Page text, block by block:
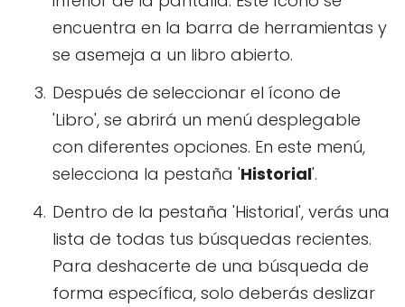
encuentra en la barra de herramientas y
se asemeja a un libro abierto.
Después de seleccionar el ícono de
'Libro', se abrirá un menú desplegable
con diferentes opciones. En este menú,
selecciona la pestaña 'Historial'.
Dentro de la pestaña 'Historial', verás una
lista de todas tus búsquedas recientes.
Para deshacerte de una búsqueda de
forma específica, solo deberás deslizar